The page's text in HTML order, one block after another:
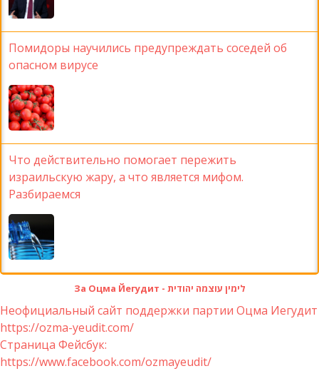
Помидоры научились предупреждать соседей об
опасном вирусе
Что действительно помогает пережить
израильскую жару, а что является мифом.
Разбираемся
За Оцма Йегудит - לימין עוצמה יהודית
Неофициальный сайт поддержки партии Оцма Иегудит
https://ozma-yeudit.com/
Страница Фейсбук:
https://www.facebook.com/ozmayeudit/